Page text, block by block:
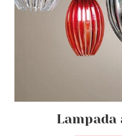
Lampada